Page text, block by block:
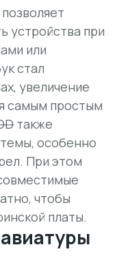
позволяет
устройства при
или
стал
увеличение
самым простым
также
особенно
При этом
чтобы
платы.